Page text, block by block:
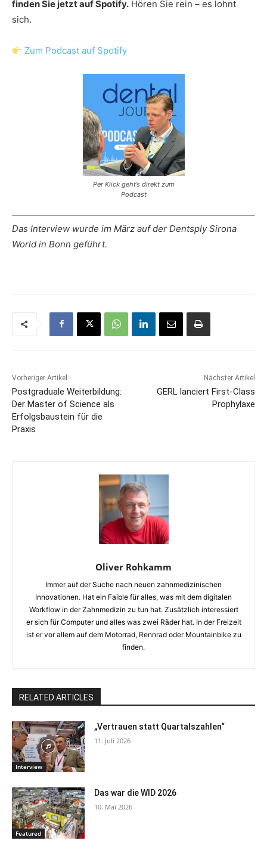
finden Sie jetzt auf Spotify. Hören Sie rein – es lohnt
sich.
Zum Podcast auf Spotify
Per Klick geht’s direkt zum
Podcast
Das Interview wurde im März auf der Dentsply Sirona
World in Bonn geführt.
Vorheriger Artikel
Postgraduale Weiterbildung:
Der Master of Science als
Erfolgsbaustein für die
Praxis
Nächster Artikel
GERL lanciert First-Class
Prophylaxe
Oliver Rohkamm
Immer auf der Suche nach neuen zahnmedizinischen
Innovationen. Hat ein Faible für alles, was mit dem digitalen
Workflow in der Zahnmedizin zu tun hat. Zusätzlich interessiert
er sich für Computer und alles was zwei Räder hat. In der Freizeit
ist er vor allem auf dem Motorrad, Rennrad oder Mountainbike zu
finden.
RELATED ARTICLES
Interview
„Vertrauen statt Quartalszahlen“
11. Juli 2026
Featured
Das war die WID 2026
10. Mai 2026